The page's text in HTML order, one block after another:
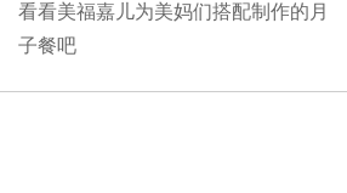
看看美福嘉儿为美妈们搭配制作的月
子餐吧